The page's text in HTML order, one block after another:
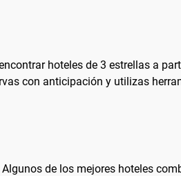
hoteles de 3 estrellas a
con anticipación y utilizas
de los mejores hoteles